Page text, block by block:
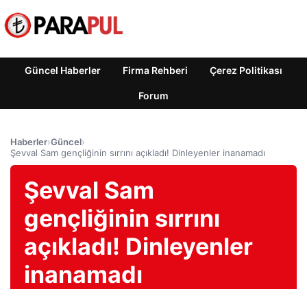
Güncel Haberler Firma Rehberi Çerez Politikası
Forum
Haberler›Güncel›
Şevval Sam gençliğinin sırrını açıkladı! Dinleyenler inanamadı
Şevval Sam
gençliğinin sırrını
açıkladı! Dinleyenler
inanamadı